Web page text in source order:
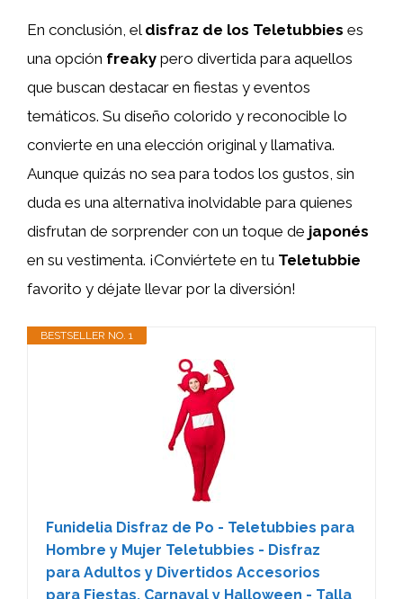
En conclusión, el disfraz de los Teletubbies es
una opción freaky pero divertida para aquellos
que buscan destacar en fiestas y eventos
temáticos. Su diseño colorido y reconocible lo
convierte en una elección original y llamativa.
Aunque quizás no sea para todos los gustos, sin
duda es una alternativa inolvidable para quienes
disfrutan de sorprender con un toque de japonés
en su vestimenta. ¡Conviértete en tu Teletubbie
favorito y déjate llevar por la diversión!
BESTSELLER NO. 1
Funidelia Disfraz de Po - Teletubbies para
Hombre y Mujer Teletubbies - Disfraz
para Adultos y Divertidos Accesorios
para Fiestas, Carnaval y Halloween - Talla